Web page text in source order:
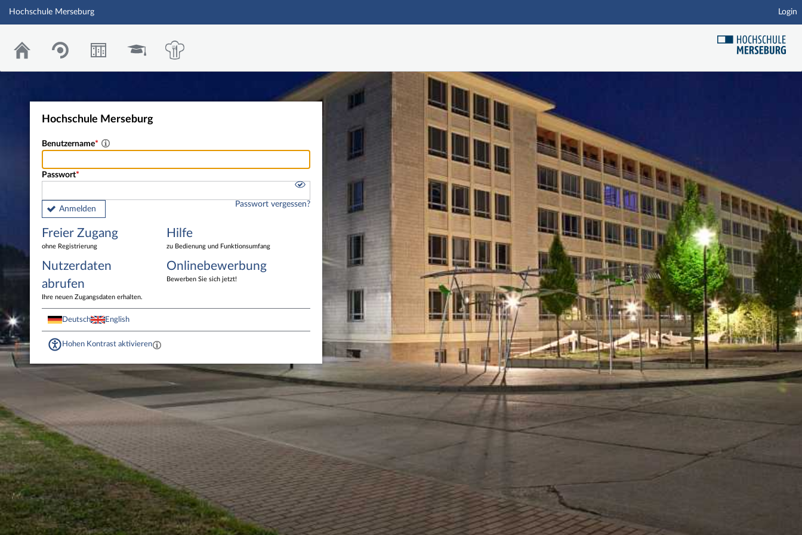
Hauptnavigation
Fußzeile
Hochschule Merseburg Login
Hochschule Merseburg
Benutzername
Passwort
Anmelden
Passwort vergessen?
Freier Zugang
ohne Registrierung
Hilfe
zu Bedienung und Funktionsumfang
Nutzerdaten
abrufen
Ihre neuen Zugangsdaten erhalten.
Onlinebewerbung
Bewerben Sie sich jetzt!
Deutsch English
Hohen Kontrast aktivieren